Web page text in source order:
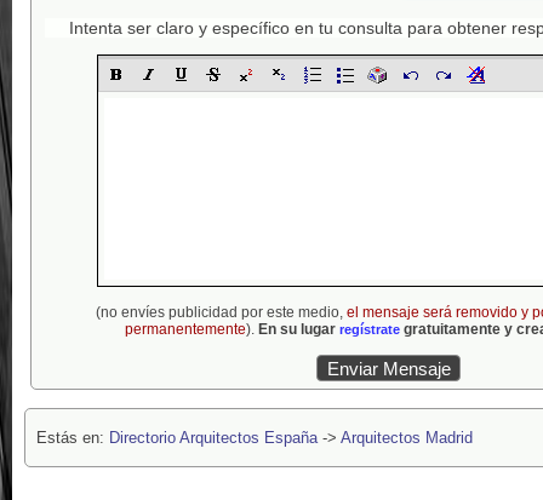
Intenta ser claro y específico en tu consulta para obtener
(no envíes publicidad por este medio, el mensaje será removido y
permanentemente). En su lugar regístrategratuitamente y
Estás en: Directorio Arquitectos España-> Arquitectos Madrid